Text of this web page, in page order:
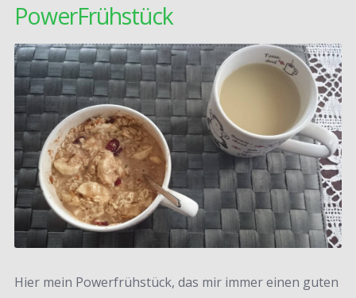
PowerFrühstück
Hier mein Powerfrühstück, das mir immer einen guten